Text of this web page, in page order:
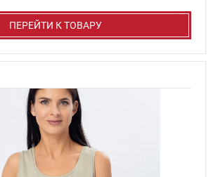
ПЕРЕЙТИ К ТОВАРУ